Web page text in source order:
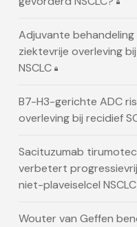
Adjuvante
ziektevrije overleving
NSCLC
B7-H3-gerichte ADC
overleving bij recidief
Sacituzumab
verbetert
niet-plaveiselcel NSCLC
Wouter van Geffen